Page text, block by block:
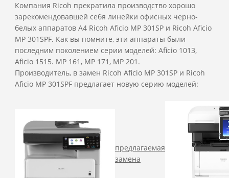
Компания Ricoh прекратила производство хорошо
зарекомендовавшей себя линейки офисных черно-
белых аппаратов А4 Ricoh Aficio MP 301SP и Ricoh Aficio
MP 301SPF. Как вы помните, эти аппараты были
последним поколением серии моделей: Aficio 1013,
Aficio 1515. MP 161, MP 171, MP 201.
Производитель, в замен Ricoh Aficio MP 301SP и Ricoh
Aficio MP 301SPF предлагает новую серию моделей:
предлагаемая
замена